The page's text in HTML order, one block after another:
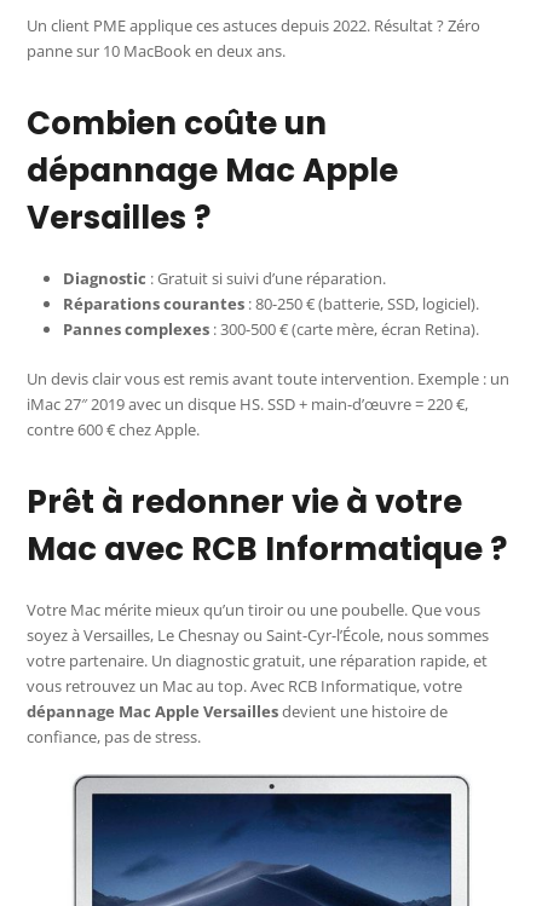
Un client PME applique ces astuces depuis 2022. Résultat ? Zéro
panne sur 10 MacBook en deux ans.
Combien coûte un
dépannage Mac Apple
Versailles ?
Diagnostic : Gratuit si suivi d’une réparation.
Réparations courantes : 80-250 € (batterie, SSD, logiciel).
Pannes complexes : 300-500 € (carte mère, écran Retina).
Un devis clair vous est remis avant toute intervention. Exemple : un
iMac 27″ 2019 avec un disque HS. SSD + main-d’œuvre = 220 €,
contre 600 € chez Apple.
Prêt à redonner vie à votre
Mac avec RCB Informatique ?
Votre Mac mérite mieux qu’un tiroir ou une poubelle. Que vous
soyez à Versailles, Le Chesnay ou Saint-Cyr-l’École, nous sommes
votre partenaire. Un diagnostic gratuit, une réparation rapide, et
vous retrouvez un Mac au top. Avec RCB Informatique, votre
dépannage Mac Apple Versaillesdevient une histoire de
confiance, pas de stress.